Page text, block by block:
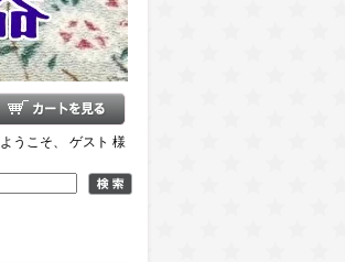
ようこそ、 ゲスト 様